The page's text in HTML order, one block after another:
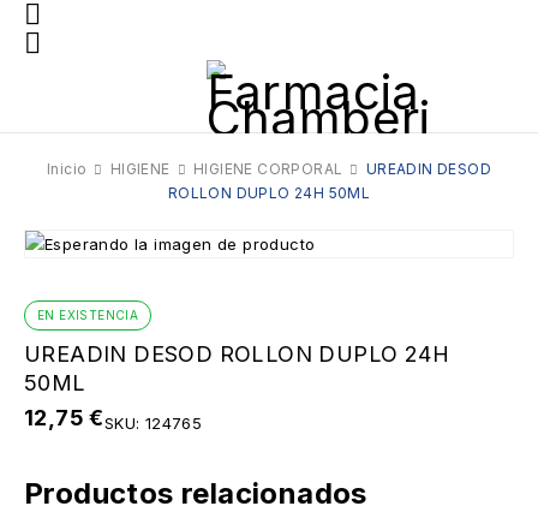
Inicio HIGIENE HIGIENE CORPORAL
UREADIN DESOD
ROLLON DUPLO 24H 50ML
EN EXISTENCIA
UREADIN DESOD ROLLON DUPLO 24H
50ML
12,75€SKU: 124765
Productos relacionados